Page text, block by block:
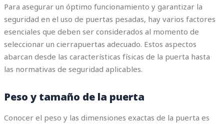
Para asegurar un óptimo funcionamiento y garantizar la
seguridad en el uso de puertas pesadas, hay varios factores
esenciales que deben ser considerados al momento de
seleccionar un cierrapuertas adecuado. Estos aspectos
abarcan desde las características físicas de la puerta hasta
las normativas de seguridad aplicables.
Peso y tamaño de la puerta
Conocer el peso y las dimensiones exactas de la puerta es